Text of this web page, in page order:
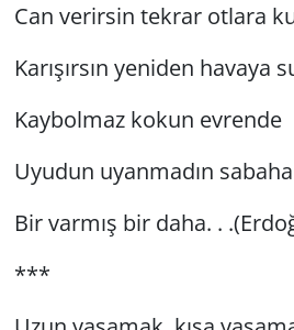
Can verirsin tekrar otlara
Karışırsın yeniden havaya
Kaybolmaz kokun evrende
Uyudun uyanmadın sabaha
Bir varmış bir daha. .
***